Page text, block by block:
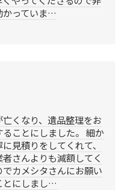
かっていま…
亡くなり、遺品整理をお
ることにしました。 細か
に見積りをしてくれて、
者さんよりも減額してく
でカメシタさんにお願い
とにしまし…